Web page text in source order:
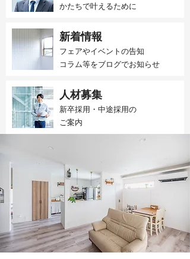
かたちで叶えるために
新着情報
フェアやイベントの告知
​コラム等をブログでお知らせ
人材募集
新卒採用・中途採用の
​ご案内